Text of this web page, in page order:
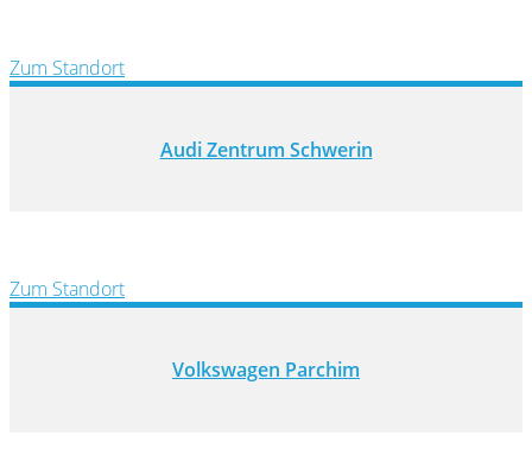
Zum Standort
Audi Zentrum Schwerin
Zum Standort
Volkswagen Parchim